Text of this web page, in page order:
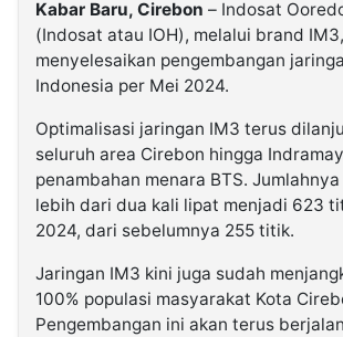
Kabar Baru, Cirebon – Indosat
(Indosat atau IOH), melalui brand
menyelesaikan pengembangan
Indonesia per Mei 2024.
Optimalisasi jaringan IM3 terus
seluruh area Cirebon hingga
penambahan menara BTS.
lebih dari dua kali lipat menjadi 623
2024, dari sebelumnya 255 titik.
Jaringan IM3 kini juga sudah
100% populasi masyarakat Kota
Pengembangan ini akan terus